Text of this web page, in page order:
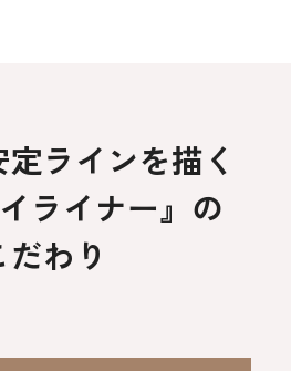
ラインを描く
イライナー』の
だわり